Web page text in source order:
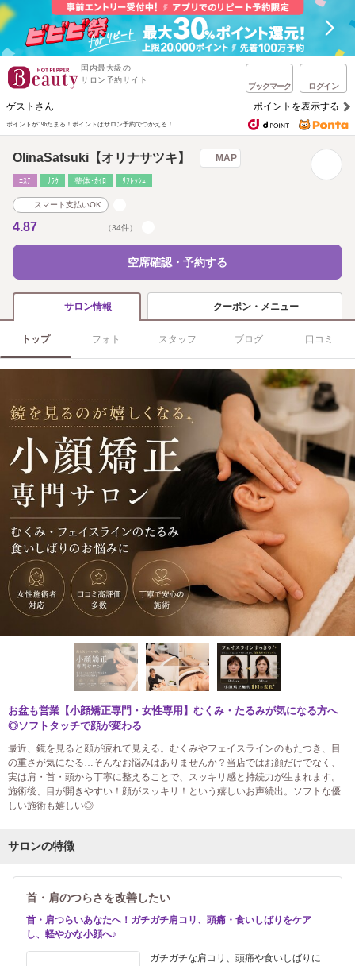
国内最大級の
サロン予約サイト
ブックマーク ログイン
ゲストさん ポイントを表示する
ポイントが1%たまる！ ポイントはサロン予約でつかえる！
OlinaSatsuki【オリナサツキ】 MAP
ｴｽﾃ ﾘﾗｸ 整体･ｶｲﾛ ﾘﾌﾚｯｼｭ
スマート支払いOK
4.87 （34件）
空席確認・予約する
サロン情報 クーポン・メニュー
トップ フォト スタッフ ブログ 口コミ
お盆も営業【小顔矯正専門・女性専用】むくみ・たるみが気になる方へ
◎ソフトタッチで顔が変わる
最近、鏡を見ると顔が疲れて見える。むくみやフェイスラインのもたつき、目
の重さが気になる…そんなお悩みはありませんか？当店ではお顔だけでなく、
実は肩・首・頭から丁寧に整えることで、スッキリ感と持続力が生まれます。
施術後、目が開きやすい！顔がスッキリ！という嬉しいお声続出。ソフトな優
しい施術も嬉しい◎
サロンの特徴
首・肩のつらさを改善したい
首・肩つらいあなたへ！ガチガチ肩コリ、頭痛・食いしばりをケア
し、軽やかな小顔へ♪
ガチガチな肩コリ、頭痛や食いしばりに